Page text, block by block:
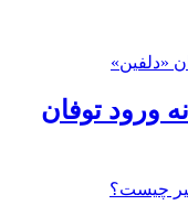
ورود توفان